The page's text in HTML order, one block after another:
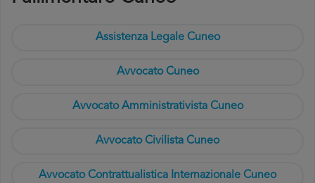
Assistenza Legale Cuneo
Avvocato Cuneo
Avvocato Amministrativista Cuneo
Avvocato Civilista Cuneo
Avvocato Contrattualistica Internazionale Cuneo